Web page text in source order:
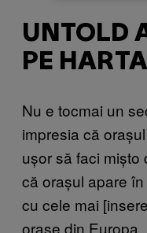
UNTOLD
PE
Nu e tocmai un
impresia că
ușor să faci mișto
că orașul apare
cu cele mai
orașe din